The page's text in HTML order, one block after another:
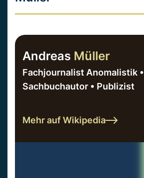
Andreas Müller
Fachjournalist Anomalistik •
Sachbuchautor • Publizist
Mehr auf Wikipedia